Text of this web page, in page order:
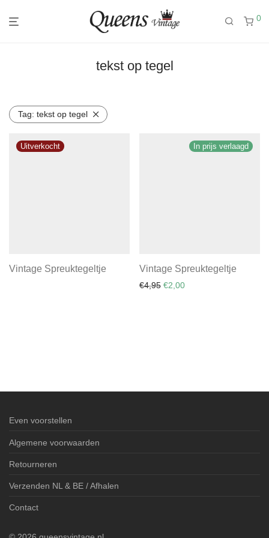
0
tekst op tegel
Tag: tekst op tegel
Vintage Spreuktegeltje
In prijs verlaagd
Vintage Spreuktegeltje
€4,95 Oorspronkelijke prijs was:
€2,00Huidige prijs is: €2,00.
Even voorstellen
Algemene voorwaarden
Retourneren
Verzenden NL & BE / Afhalen
Contact